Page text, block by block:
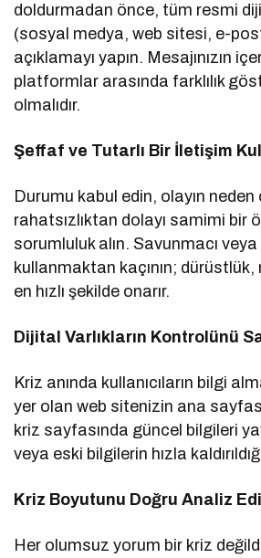
doldurmadan önce, tüm resmi
(sosyal medya, web sitesi, e-
açıklamayı yapın. Mesajınızın
platformlar arasında farklılık
olmalıdır.
Şeffaf ve Tutarlı Bir İletişim
Durumu kabul edin, olayın neden
rahatsızlıktan dolayı samimi bir
sorumluluk alın. Savunmacı veya
kullanmaktan kaçının;
en hızlı şekilde onarır.
Dijital Varlıkların Kontrolünü
Kriz anında kullanıcıların bilgi
yer olan web sitenizin ana
kriz sayfasında güncel bilgileri
veya eski bilgilerin hızla
Kriz Boyutunu Doğru Analiz
Her olumsuz yorum bir kriz